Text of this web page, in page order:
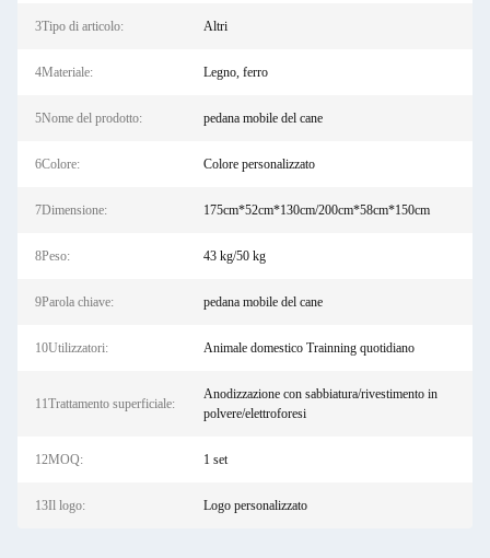
3Tipo di articolo: Altri
4Materiale: Legno, ferro
5Nome del prodotto: pedana mobile del cane
6Colore: Colore personalizzato
7Dimensione: 175cm*52cm*130cm/200cm*58cm*150cm
8Peso: 43 kg/50 kg
9Parola chiave: pedana mobile del cane
10Utilizzatori: Animale domestico Trainning quotidiano
11Trattamento superficiale:
Anodizzazione con sabbiatura/rivestimento in
polvere/elettroforesi
12MOQ: 1 set
13Il logo: Logo personalizzato